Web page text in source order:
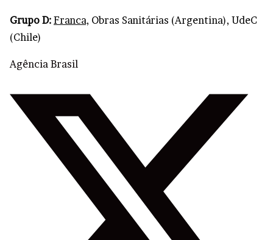
Grupo D: Franca, Obras Sanitárias (Argentina), UdeC
(Chile)
Agência Brasil